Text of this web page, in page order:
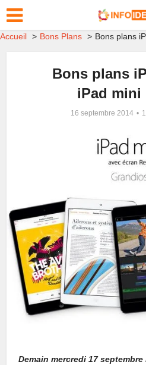
Accueil Bons Plans Bons plans
Bons plans
iPad mini
16 septembre 2014
Demain mercredi 17